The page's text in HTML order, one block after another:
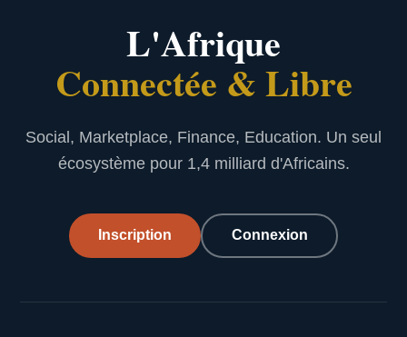
L'Afrique
Connectée & Libre
Social, Marketplace, Finance, Education. Un seul
écosystème pour 1,4 milliard d'Africains.
Inscription Connexion